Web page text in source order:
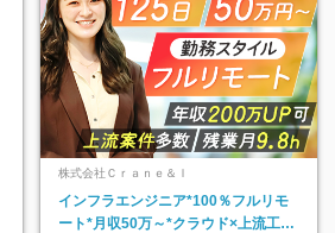
株式会社Ｃｒａｎｅ＆Ｉ
インフラエンジニア*100％フルリモ
ート*月収50万～*クラウド×上流工程